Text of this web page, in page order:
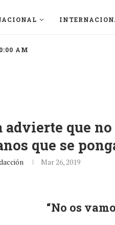
AM
advierte que
que se
Mar 26, 2019
“No os